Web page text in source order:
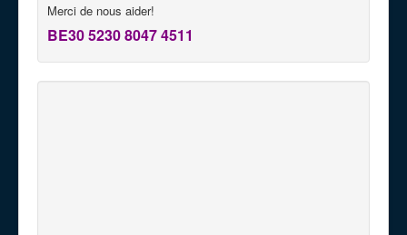
Merci de nous aider!
BE30 5230 8047 4511